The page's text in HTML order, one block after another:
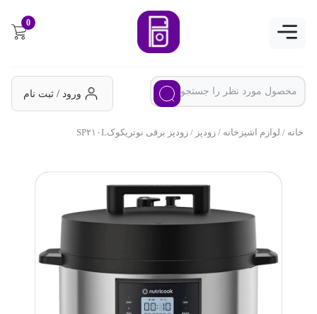
0
ورود / ثبت نام
خانه/ لوازم اشپزخانه/ زودپز/ زودپز برقی نوتریکوکSP۲۱۰L